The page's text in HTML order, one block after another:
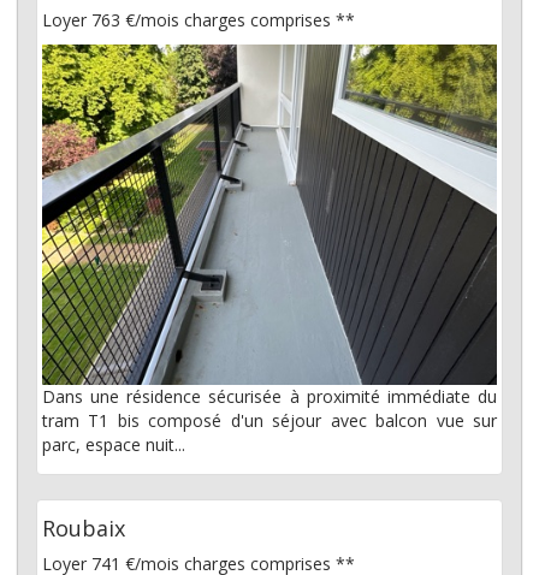
Loyer 763 €/mois charges comprises **
Dans une résidence sécurisée à proximité immédiate du
tram T1 bis composé d'un séjour avec balcon vue sur
parc, espace nuit...
Roubaix
Loyer 741 €/mois charges comprises **